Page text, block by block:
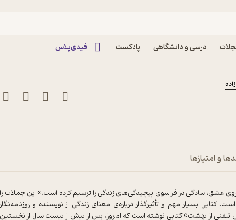
درسی و دانشگاهی پادکست فیدی‌پلاس ها با موری اثر میچ آلبوم
و امتیازها
عشق، سادگی در فراسوی پیچیدگی‌های زندگی را ترسیم کرده است.» این جملات را
کتابی بسیار مهم و تأثیرگذار درباره‌ی معنای زندگی از نویسنده و روزنامه‌نگار
از بهشت» کتابی نوشته است که امروز، پس از بیش از بیست سال از نخستین